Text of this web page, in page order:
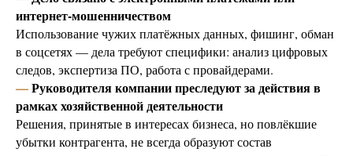
интернет-мошенничеством
Использование чужих платёжных данных, фишинг, обман
в соцсетях — дела требуют специфики: анализ цифровых
следов, экспертиза ПО, работа с провайдерами.
—Руководителя компании преследуют за действия в
рамках хозяйственной деятельности
Решения, принятые в интересах бизнеса, но повлёкшие
убытки контрагента, не всегда образуют состав